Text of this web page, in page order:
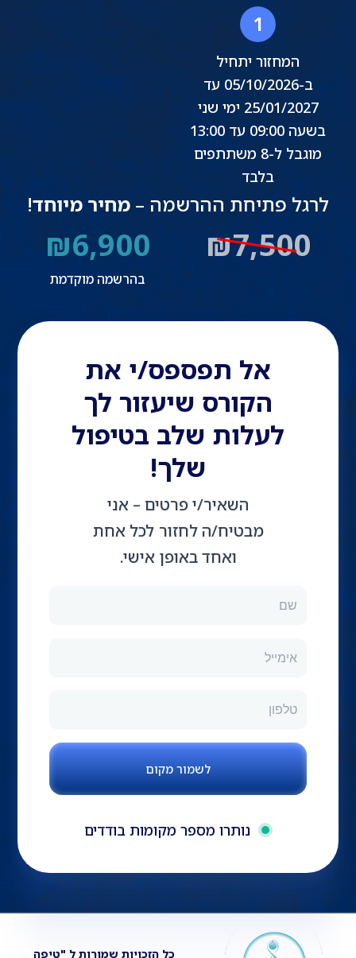
1
המחזור יתחיל
ב-05/10/2026 עד
25/01/2027 ימי שני
בשעה 09:00 עד 13:00
מוגבל ל-8 משתתפים
בלבד
לרגל פתיחת ההרשמה – מחיר מיוחד!
₪7,500
₪6,900
בהרשמה מוקדמת
אל תפספס/י את
הקורס שיעזור לך
לעלות שלב בטיפול
שלך!
השאיר/י פרטים – אני
מבטיח/ה לחזור לכל אחת
ואחד באופן אישי.
נותרו מספר מקומות בודדים
כל הזכויות שמורות ל "טיפה